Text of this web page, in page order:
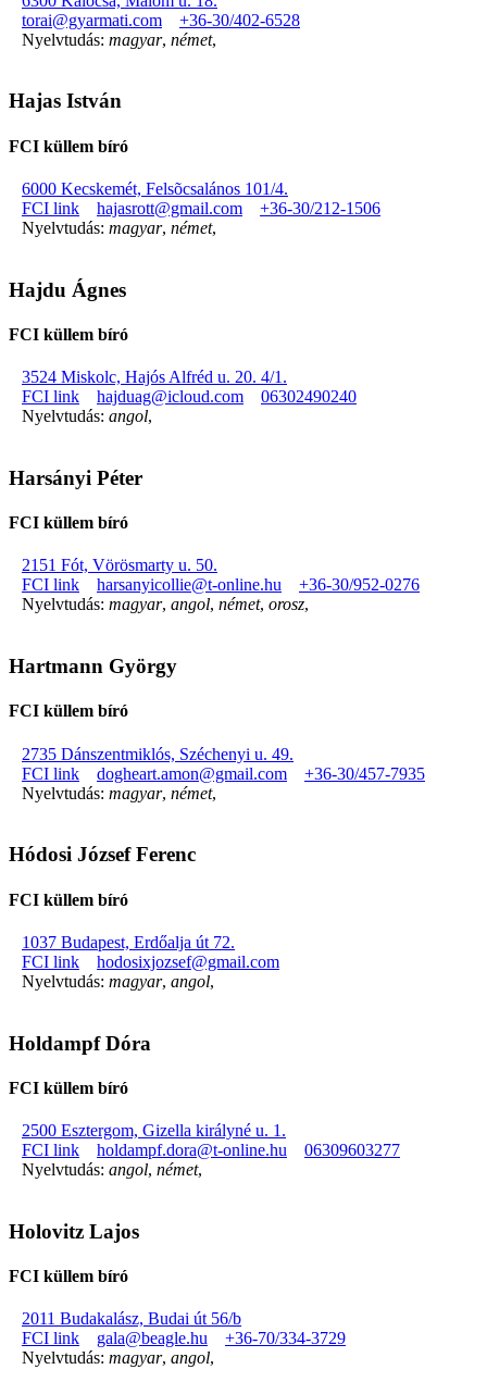
torai@gyarmati.com
+36-30/402-6528
Nyelvtudás: magyar, német,
Hajas István
FCI küllem bíró
6000 Kecskemét, Felsõcsalános 101/4.
FCI link
hajasrott@gmail.com
+36-30/212-1506
Nyelvtudás: magyar, német,
Hajdu Ágnes
FCI küllem bíró
3524 Miskolc, Hajós Alfréd u. 20. 4/1.
FCI link
hajduag@icloud.com
06302490240
Nyelvtudás: angol,
Harsányi Péter
FCI küllem bíró
2151 Fót, Vörösmarty u. 50.
FCI link
harsanyicollie@t-online.hu
+36-30/952-0276
Nyelvtudás: magyar, angol, német, orosz,
Hartmann György
FCI küllem bíró
2735 Dánszentmiklós, Széchenyi u. 49.
FCI link
dogheart.amon@gmail.com
+36-30/457-7935
Nyelvtudás: magyar, német,
Hódosi József Ferenc
FCI küllem bíró
1037 Budapest, Erdőalja út 72.
FCI link
hodosixjozsef@gmail.com
Nyelvtudás: magyar, angol,
Holdampf Dóra
FCI küllem bíró
2500 Esztergom, Gizella királyné u. 1.
FCI link
holdampf.dora@t-online.hu
06309603277
Nyelvtudás: angol, német,
Holovitz Lajos
FCI küllem bíró
2011 Budakalász, Budai út 56/b
FCI link
gala@beagle.hu
+36-70/334-3729
Nyelvtudás: magyar, angol,